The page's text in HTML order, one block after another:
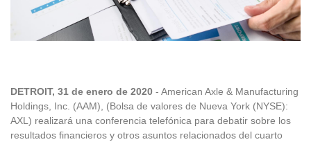
DETROIT, 31 de enero de 2020 - American Axle & Manufacturing
Holdings, Inc. (AAM), (Bolsa de valores de Nueva York (NYSE):
AXL) realizará una conferencia telefónica para debatir sobre los
resultados financieros y otros asuntos relacionados del cuarto